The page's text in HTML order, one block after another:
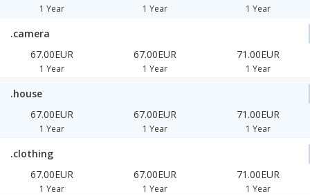
1 Year 1 Year 1 Year
.camera
67.00EUR
1 Year
67.00EUR
1 Year
71.00EUR
1 Year
.house
67.00EUR
1 Year
67.00EUR
1 Year
71.00EUR
1 Year
.clothing
67.00EUR
1 Year
67.00EUR
1 Year
71.00EUR
1 Year